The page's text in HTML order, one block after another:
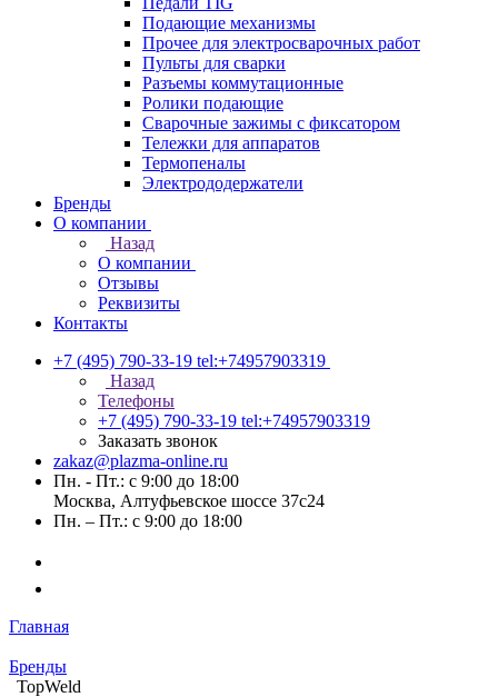
Подающие механизмы
Прочее для электросварочных работ
Пульты для сварки
Разъемы коммутационные
Ролики подающие
Сварочные зажимы с фиксатором
Тележки для аппаратов
Термопеналы
Электрододержатели
Бренды
О компании
Назад
О компании
Отзывы
Реквизиты
Контакты
+7 (495) 790-33-19 tel:+74957903319
Назад
Телефоны
+7 (495) 790-33-19 tel:+74957903319
Заказать звонок
zakaz@plazma-online.ru
Пн. - Пт.: с 9:00 до 18:00
Москва, Алтуфьевское шоссе 37с24
Пн. – Пт.: с 9:00 до 18:00
Главная
Бренды
TopWeld